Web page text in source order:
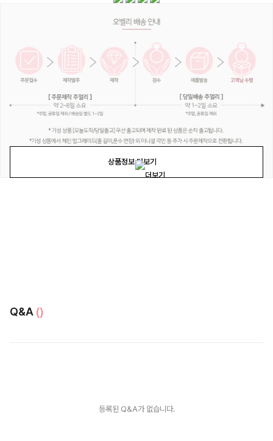
상품정보 더보기
Q&A ()
등록된 Q&A가 없습니다.